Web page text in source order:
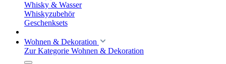
Whisky & Wasser
Whiskyzubehör
Geschenksets
Wohnen & Dekoration
Zur Kategorie Wohnen & Dekoration